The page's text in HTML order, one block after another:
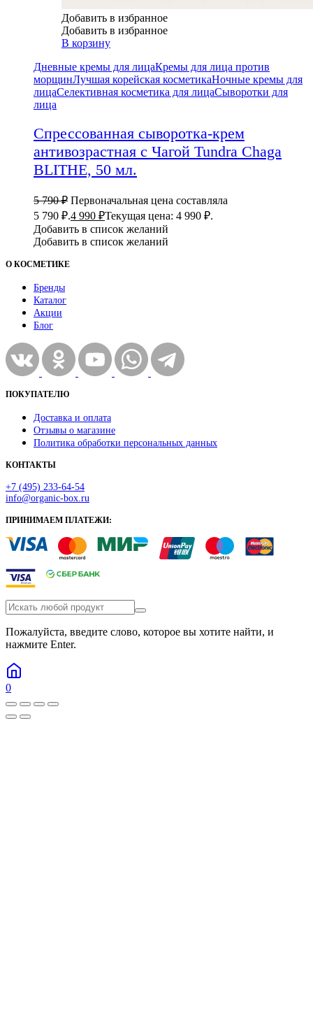
Добавить в избранное
Добавить в избранное
В корзину
Дневные кремы для лицаКремы для лица против
морщинЛучшая корейская косметикаНочные кремы для
лицаСелективная косметика для лицаСыворотки для
лица
Спрессованная сыворотка-крем
антивозрастная с Чагой Tundra Chaga
BLITHE, 50 мл.
5 790₽ Первоначальная цена составляла
5 790 ₽.4 990 ₽Текущая цена: 4 990 ₽.
Добавить в список желаний
Добавить в список желаний
О КОСМЕТИКЕ
Бренды
Каталог
Акции
Блог
ПОКУПАТЕЛЮ
Доставка и оплата
Отзывы о магазине
Политика обработки персональных данных
КОНТАКТЫ
+7 (495) 233-64-54
info@organic-box.ru
ПРИНИМАЕМ ПЛАТЕЖИ:
Пожалуйста, введите слово, которое вы хотите найти, и
нажмите Enter.
0